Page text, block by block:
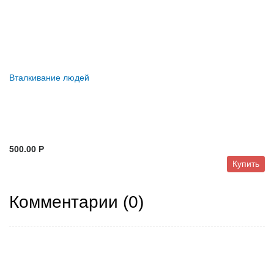
Вталкивание людей
500.00 P
Купить
Комментарии (0)